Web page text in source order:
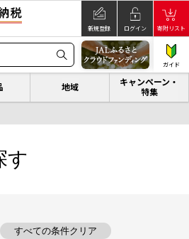
新規登録 ログイン 寄附リスト
ガイド
地域
キャンペーン・
特集
す
すべての条件クリア